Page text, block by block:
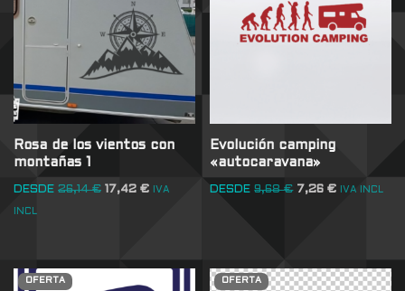
Rosa de los vientos con
montañas 1
DESDE 26,14€ 17,42 € IVA
INCL
Evolución camping
«autocaravana»
DESDE 9,68€ 7,26€ IVA INCL
OFERTA OFERTA